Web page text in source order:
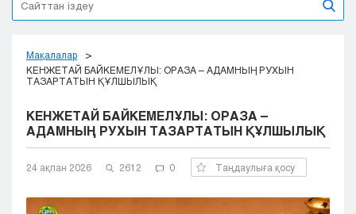
Алматы
Актобе
Атырау
Жезказган
Кокшетау
Костанай
Кызылорда
Петропавловск
Мақалалар
КЕНЖЕТАЙ БАЙКЕМЕЛҰЛЫ: ОРАЗА – АДАМНЫҢ РУХЫН
ТАЗАРТАТЫН ҚҰЛШЫЛЫҚ
КЕНЖЕТАЙ БАЙКЕМЕЛҰЛЫ: ОРАЗА –
АДАМНЫҢ РУХЫН ТАЗАРТАТЫН ҚҰЛШЫЛЫҚ
24 ақпан 2026 2612 0 Таңдаулыға қосу